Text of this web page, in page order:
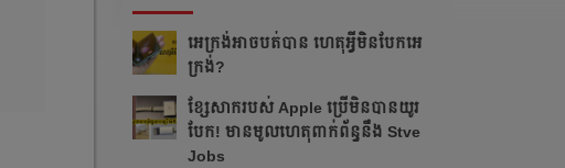
អេក្រង់អាចបត់បាន ហេតុអ្វីមិនបែកអេ
ក្រង់?
ខ្សែសាករបស់ Apple ប្រើមិនបានយូរ
បែក! មានមូលហេតុពាក់ព័ន្ធនឹង Stve
Jobs